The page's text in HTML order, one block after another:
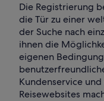
Die Registrierung
die Tür zu einer
der Suche nach
ihnen die
eigenen
Kundenservice
Reisewebsites